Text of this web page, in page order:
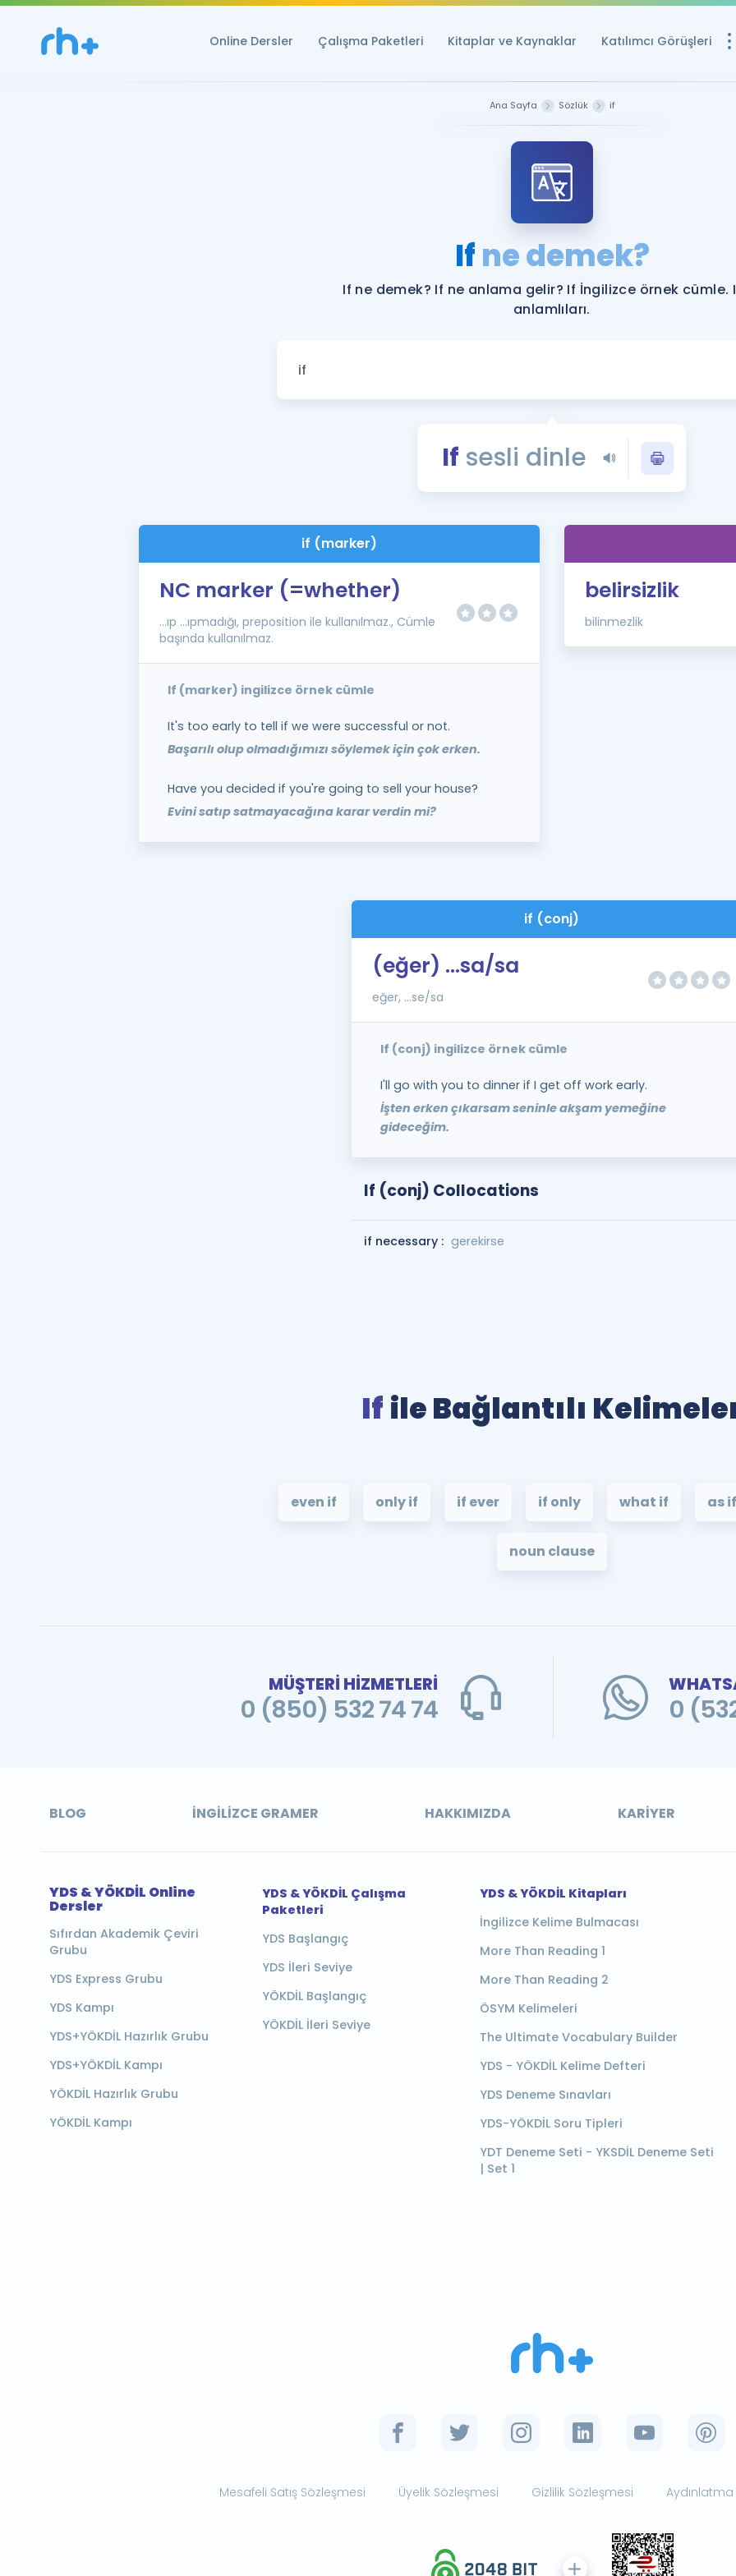
Online Dersler Çalışma Paketleri Kitaplar ve Kaynaklar Katılımcı Görüşleri
YDS ve YÖKDİL
YDS ve
Blog
YDS - YÖKDİL
İngilizce
Ana Sayfa Sözlük if
Ifne demek?
If ne demek? If ne anlama gelir? If İngilizce örnek cümle.
anlamlıları.
If sesli dinle
if (marker)
NC marker (=whether)
...ıp ...ıpmadığı, preposition ile kullanılmaz., Cümle
başında kullanılmaz.
If (marker) ingilizce örnek cümle
It's too early to tell if we were successful or not.
Başarılı olup olmadığımızı söylemek için çok erken.
Have you decided if you're going to sell your house?
Evini satıp satmayacağına karar verdin mi?
belirsizlik
bilinmezlik
if (conj)
(eğer) ...sa/sa
eğer, ...se/sa
If (conj) ingilizce örnek cümle
I'll go with you to dinner if I get off work early.
İşten erken çıkarsam seninle akşam yemeğine
gideceğim.
If (conj) Collocations
if necessary : gerekirse
If ile Bağlantılı
even if only if if ever if only what if as
noun clause
MÜŞTERİ HİZMETLERİ
0 (850) 532 74 74 0
BLOG İNGILIZCE GRAMER HAKKIMIZDA KARIYER
YDS & YÖKDİL Online
Dersler
Sıfırdan Akademik Çeviri
Grubu
YDS Express Grubu
YDS Kampı
YDS+YÖKDİL Hazırlık Grubu
YDS+YÖKDİL Kampı
YÖKDİL Hazırlık Grubu
YÖKDİL Kampı
YDS & YÖKDİL Çalışma
Paketleri
YDS Başlangıç
YDS İleri Seviye
YÖKDİL Başlangıç
YÖKDİL İleri Seviye
YDS & YÖKDİL Kitapları
İngilizce Kelime Bulmacası
More Than Reading 1
More Than Reading 2
ÖSYM Kelimeleri
The Ultimate Vocabulary Builder
YDS - YÖKDİL Kelime Defteri
YDS Deneme Sınavları
YDS-YÖKDİL Soru Tipleri
YDT Deneme Seti - YKSDİL Deneme Seti
| Set 1
Mesafeli Satış Sözleşmesi Üyelik Sözleşmesi Gizlilik Sözleşmesi